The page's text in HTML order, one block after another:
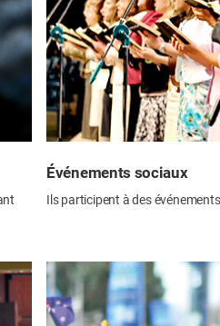
Événements sociaux
Ils participent à des